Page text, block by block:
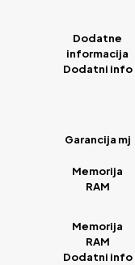
Dodatne
informacija
Dodatni info
Garancija mj
Memorija
RAM
Memorija
RAM
Dodatni info